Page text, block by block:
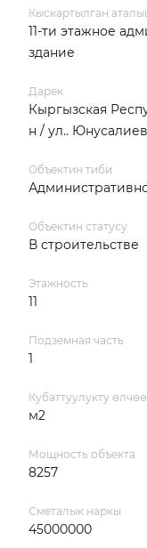
Кыскартылган
11-ти этажное
здание
Дарек
Кыргызская
н / ул..
Объектин тиби
Объектин статусу
В строительстве
Этажность
11
Подземная часть
1
Кубаттуулукту
м2
Мощность объекта
8257
Сметалык наркы
45000000